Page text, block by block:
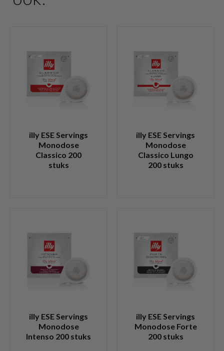
illy ESE Servings
Monodose
Classico 200
stuks
illy ESE Servings
Monodose
Classico Lungo
200 stuks
illy ESE Servings
Monodose
Intenso 200 stuks
illy ESE Servings
Monodose Forte
200 stuks